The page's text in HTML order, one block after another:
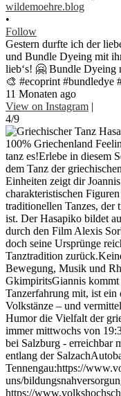
wildemoehre.blog
•
Follow
Gestern durfte ich der
und Bundle Dyeing mit
lieb‘s! 🤗 Bundle Dyeing
🎨 #ecoprint #bundledye
11 Monaten ago
View on Instagram |
4/9